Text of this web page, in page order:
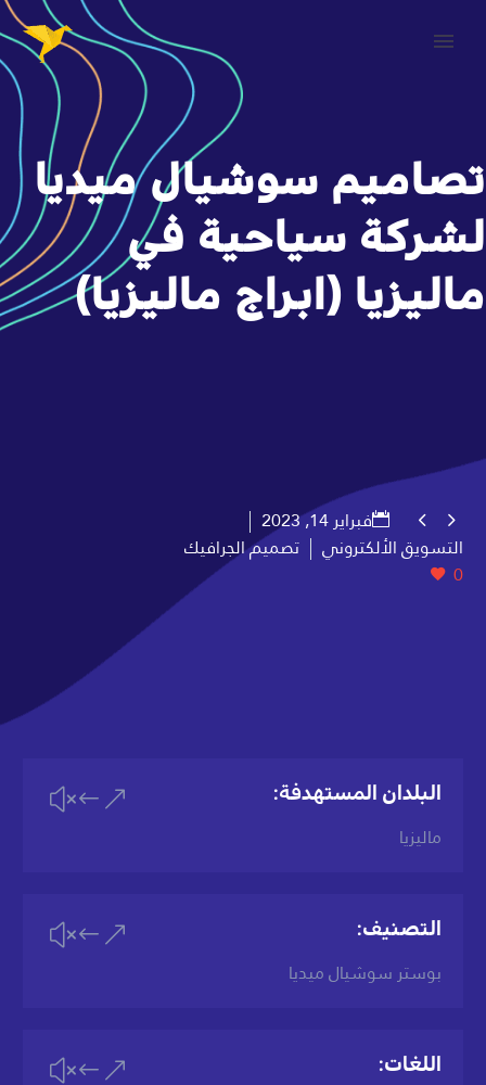
تصاميم سوشيال ميديا
لشركة سياحية في
ماليزيا (ابراج ماليزيا)
 
فبراير 14, 2023
التسويق الألكتروني
تصميم الجرافيك
0
&#x البلدان المستهدفة:
ماليزيا
&#x التصنيف:
بوستر سوشيال ميديا
&#x اللغات: